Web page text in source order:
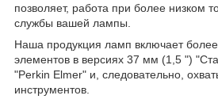
позволяет, работа при более низком
службы вашей лампы.
Наша продукция ламп включает
элементов в версиях 37 мм (1,5 ")
"Perkin Elmer" и, следовательно,
инструментов.